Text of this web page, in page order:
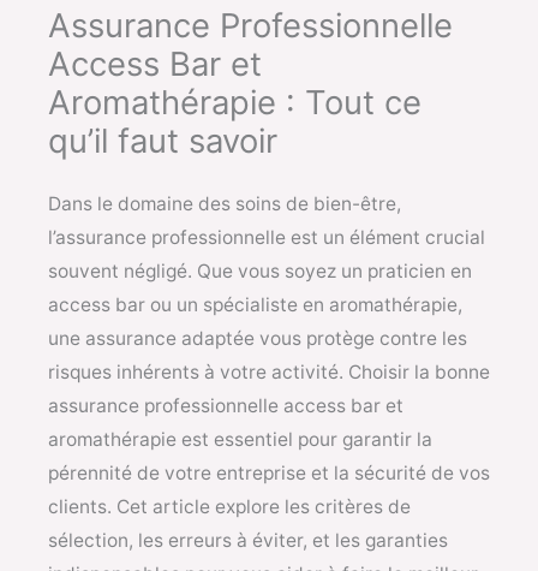
Assurance Professionnelle
Access Bar et
Aromathérapie : Tout ce
qu’il faut savoir
Dans le domaine des soins de bien-être,
l’assurance professionnelle est un élément crucial
souvent négligé. Que vous soyez un praticien en
access bar ou un spécialiste en aromathérapie,
une assurance adaptée vous protège contre les
risques inhérents à votre activité. Choisir la bonne
assurance professionnelle access bar et
aromathérapie est essentiel pour garantir la
pérennité de votre entreprise et la sécurité de vos
clients. Cet article explore les critères de
sélection, les erreurs à éviter, et les garanties